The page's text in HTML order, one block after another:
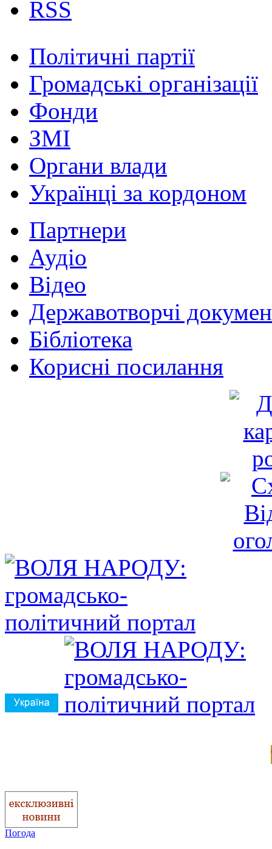
RSS
Політичні партії
Громадські організації
Фонди
ЗМІ
Органи влади
Українці за кордоном
Партнери
Аудіо
Відео
Державотворчі
Бібліотека
Корисні посилання
Погода